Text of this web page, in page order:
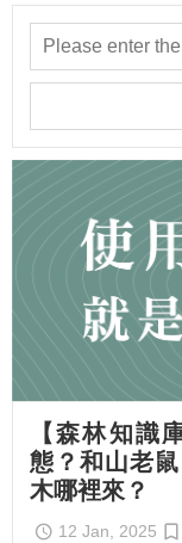
【森林知識
態？和山老
木哪裡來？
12 Jan, 2025